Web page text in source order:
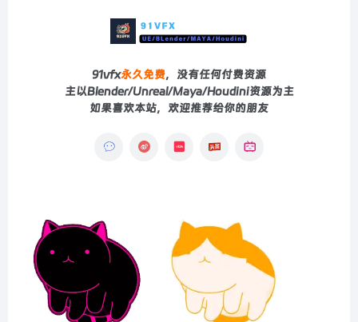
91vfx永久免费，没有任何付费资源
主以Blender/Unreal/Maya/Houdini资源为主
如果喜欢本站，欢迎推荐给你的朋友